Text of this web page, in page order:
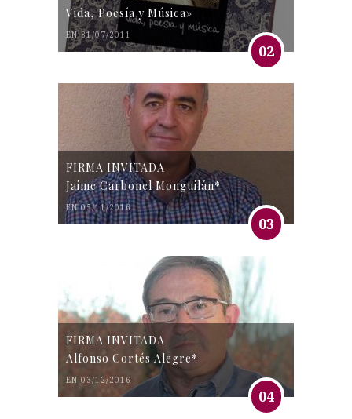
Vida, Poesía y Música»
EN 31/07/2011
02
FIRMA INVITADA
Jaime Carbonel Monguilán*
EN 05/11/2016
03
FIRMA INVITADA
Alfonso Cortés Alegre*
EN 03/12/2016
04